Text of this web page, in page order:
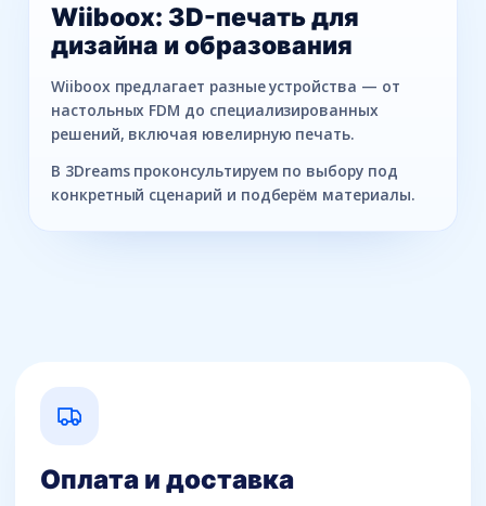
Wiiboox: 3D-печать для
дизайна и образования
Wiiboox предлагает разные устройства — от
настольных FDM до специализированных
решений, включая ювелирную печать.
В 3Dreams проконсультируем по выбору под
конкретный сценарий и подберём материалы.
Оплата и доставка